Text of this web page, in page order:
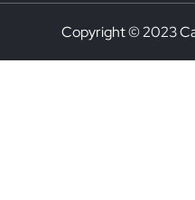
Copyright © 2023